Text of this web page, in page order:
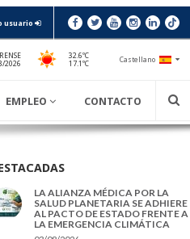
usuario
2026
32.6ºC
17.1ºC
Castellano
EMPLEO CONTACTO
LA ALIANZA MÉDICA POR LA
SALUD PLANETARIA SE ADHIERE
AL PACTO DE ESTADO FRENTE A
LA EMERGENCIA CLIMÁTICA